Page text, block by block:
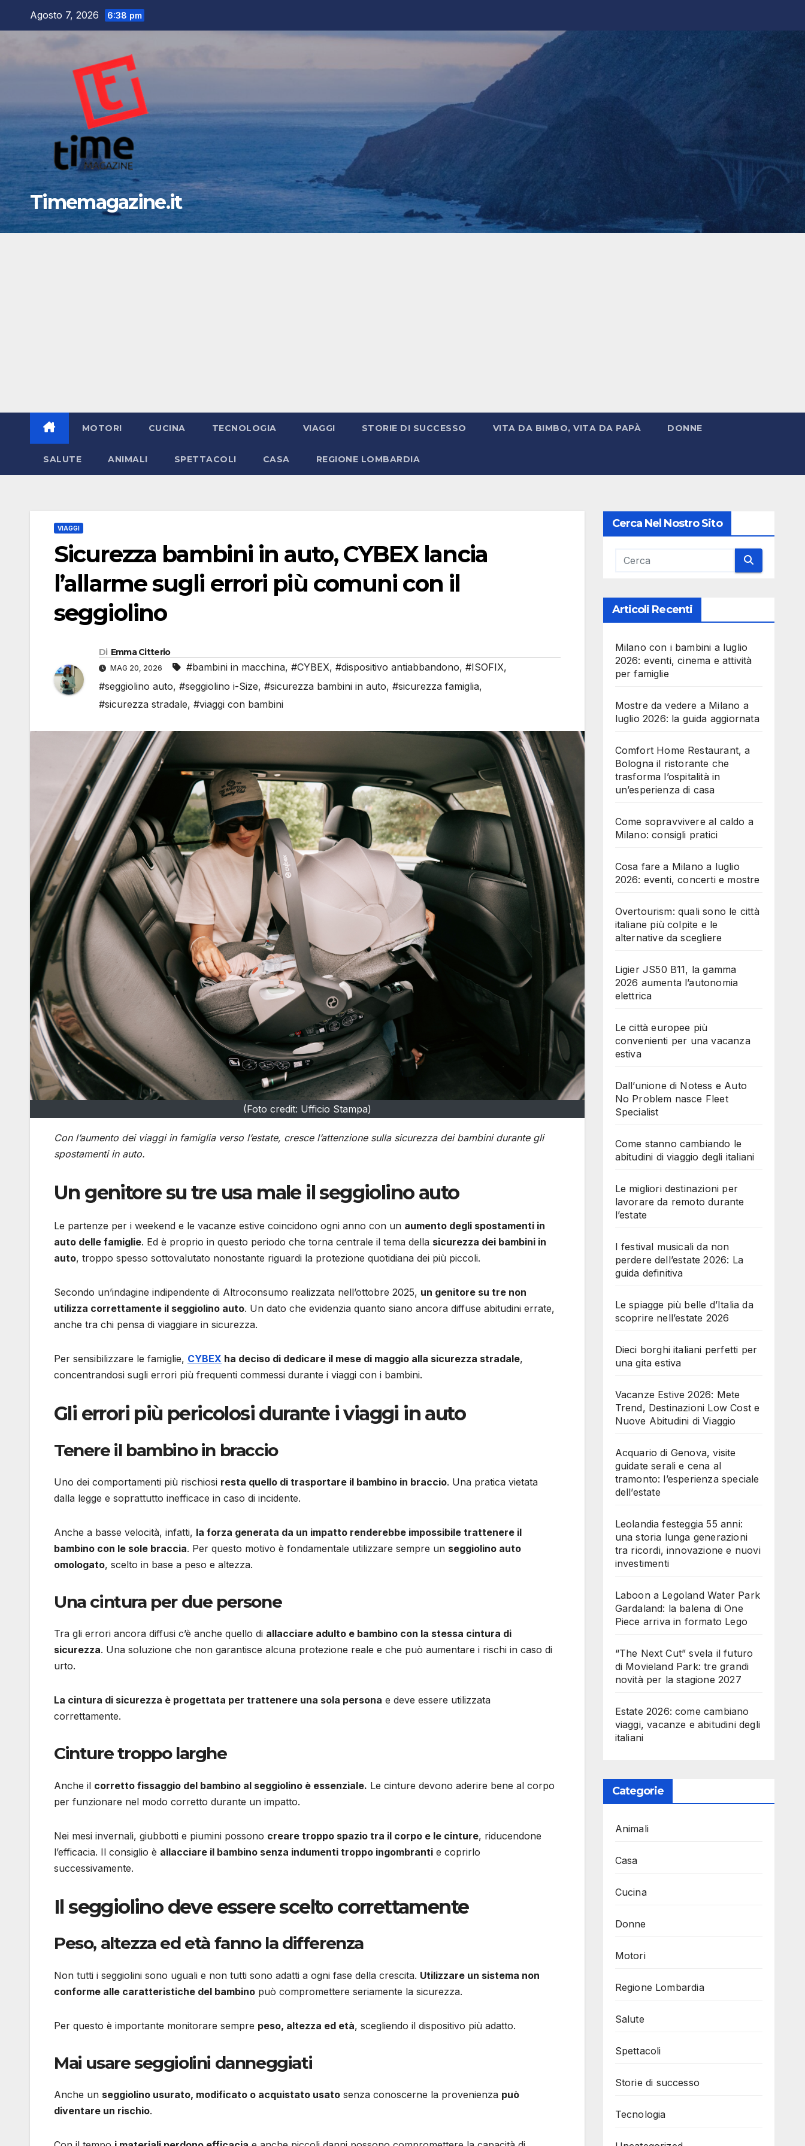
Agosto 7, 2026 6:38 pm
Timemagazine.it
MOTORI CUCINA TECNOLOGIA VIAGGI STORIE DI SUCCESSO VITA DA BIMBO, VITA DA PAPÀ DONNE
SALUTE ANIMALI SPETTACOLI CASA REGIONE LOMBARDIA
VIAGGI
Sicurezza bambini in auto, CYBEX lancia
l’allarme sugli errori più comuni con il
seggiolino
Di Emma Citterio
MAG 20, 2026 #bambini in macchina, #CYBEX, #dispositivo antiabbandono, #ISOFIX,
#seggiolino auto, #seggiolino i-Size, #sicurezza bambini in auto, #sicurezza famiglia,
#sicurezza stradale, #viaggi con bambini
(Foto credit: Ufficio Stampa)
Con l’aumento dei viaggi in famiglia verso l’estate, cresce l’attenzione sulla sicurezza dei bambini durante gli
spostamenti in auto.
Un genitore su tre usa male il seggiolino auto
Le partenze per i weekend e le vacanze estive coincidono ogni anno con un aumento degli spostamenti in
auto delle famiglie. Ed è proprio in questo periodo che torna centrale il tema della sicurezza dei bambini in
auto, troppo spesso sottovalutato nonostante riguardi la protezione quotidiana dei più piccoli.
Secondo un’indagine indipendente di Altroconsumo realizzata nell’ottobre 2025, un genitore su tre non
utilizza correttamente il seggiolino auto. Un dato che evidenzia quanto siano ancora diffuse abitudini errate,
anche tra chi pensa di viaggiare in sicurezza.
Per sensibilizzare le famiglie, CYBEX ha deciso di dedicare il mese di maggio alla sicurezza stradale,
concentrandosi sugli errori più frequenti commessi durante i viaggi con i bambini.
Gli errori più pericolosi durante i viaggi in auto
Tenere il bambino in braccio
Uno dei comportamenti più rischiosi resta quello di trasportare il bambino in braccio. Una pratica vietata
dalla legge e soprattutto inefficace in caso di incidente.
Anche a basse velocità, infatti, la forza generata da un impatto renderebbe impossibile trattenere il
bambino con le sole braccia. Per questo motivo è fondamentale utilizzare sempre un seggiolino auto
omologato, scelto in base a peso e altezza.
Una cintura per due persone
Tra gli errori ancora diffusi c’è anche quello di allacciare adulto e bambino con la stessa cintura di
sicurezza. Una soluzione che non garantisce alcuna protezione reale e che può aumentare i rischi in caso di
urto.
La cintura di sicurezza è progettata per trattenere una sola persona e deve essere utilizzata
correttamente.
Cinture troppo larghe
Anche il corretto fissaggio del bambino al seggiolino è essenziale. Le cinture devono aderire bene al corpo
per funzionare nel modo corretto durante un impatto.
Nei mesi invernali, giubbotti e piumini possono creare troppo spazio tra il corpo e le cinture, riducendone
l’efficacia. Il consiglio è allacciare il bambino senza indumenti troppo ingombranti e coprirlo
successivamente.
Il seggiolino deve essere scelto correttamente
Peso, altezza ed età fanno la differenza
Non tutti i seggiolini sono uguali e non tutti sono adatti a ogni fase della crescita. Utilizzare un sistema non
conforme alle caratteristiche del bambino può compromettere seriamente la sicurezza.
Per questo è importante monitorare sempre peso, altezza ed età, scegliendo il dispositivo più adatto.
Mai usare seggiolini danneggiati
Anche un seggiolino usurato, modificato o acquistato usato senza conoscerne la provenienza può
diventare un rischio.
Cerca Nel Nostro Sito
Articoli Recenti
Milano con i bambini a luglio
2026: eventi, cinema e attività
per famiglie
Mostre da vedere a Milano a
luglio 2026: la guida aggiornata
Comfort Home Restaurant, a
Bologna il ristorante che
trasforma l’ospitalità in
un’esperienza di casa
Come sopravvivere al caldo a
Milano: consigli pratici
Cosa fare a Milano a luglio
2026: eventi, concerti e mostre
Overtourism: quali sono le città
italiane più colpite e le
alternative da scegliere
Ligier JS50 B11, la gamma
2026 aumenta l’autonomia
elettrica
Le città europee più
convenienti per una vacanza
estiva
Dall’unione di Notess e Auto
No Problem nasce Fleet
Specialist
Come stanno cambiando le
abitudini di viaggio degli italiani
Le migliori destinazioni per
lavorare da remoto durante
l’estate
I festival musicali da non
perdere dell’estate 2026: La
guida definitiva
Le spiagge più belle d’Italia da
scoprire nell’estate 2026
Dieci borghi italiani perfetti per
una gita estiva
Vacanze Estive 2026: Mete
Trend, Destinazioni Low Cost e
Nuove Abitudini di Viaggio
Acquario di Genova, visite
guidate serali e cena al
tramonto: l’esperienza speciale
dell’estate
Leolandia festeggia 55 anni:
una storia lunga generazioni
tra ricordi, innovazione e nuovi
investimenti
Laboon a Legoland Water Park
Gardaland: la balena di One
Piece arriva in formato Lego
“The Next Cut” svela il futuro
di Movieland Park: tre grandi
novità per la stagione 2027
Estate 2026: come cambiano
viaggi, vacanze e abitudini degli
italiani
Categorie
Animali
Casa
Cucina
Donne
Motori
Regione Lombardia
Salute
Spettacoli
Storie di successo
Tecnologia